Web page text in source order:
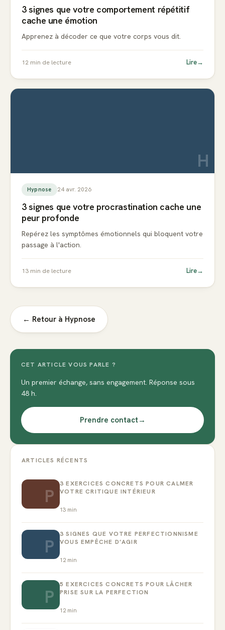
3 signes que votre comportement répétitif
cache une émotion
Apprenez à décoder ce que votre corps vous dit.
12 min de lecture Lire→
H
Hypnose 24 avr. 2026
3 signes que votre procrastination cache une
peur profonde
Repérez les symptômes émotionnels qui bloquent votre
passage à l'action.
13 min de lecture Lire→
← Retour à Hypnose
CET ARTICLE VOUS PARLE ?
Un premier échange, sans engagement. Réponse sous
48 h.
Prendre contact→
ARTICLES RÉCENTS
P
3 EXERCICES CONCRETS POUR CALMER
VOTRE CRITIQUE INTÉRIEUR
13 min
P
3 SIGNES QUE VOTRE PERFECTIONNISME
VOUS EMPÊCHE D’AGIR
12min
P
5 EXERCICES CONCRETS POUR LÂCHER
PRISE SUR LA PERFECTION
12min